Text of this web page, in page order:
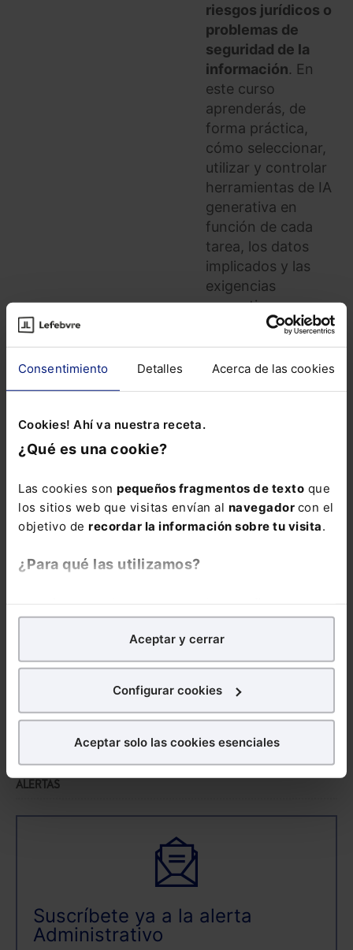
Consentimiento Detalles Acerca de las cookies
Cookies! Ahí va nuestra receta.
¿Qué es una cookie?
Las cookies son pequeños fragmentos de texto que
los sitios web que visitas envían al navegador con el
objetivo de recordar la información sobre tu visita.
¿Para qué las utilizamos?
analíticospara tratar demejorar tu experienciaen
nuestra página web. También con fines publicitarios,
para poder mostrarte publicidad y contenidos de tu
¿Qué puedes hacer?
en la web sea óptima
todas las cookies excepto aquellas imprescindibles.
seleccionar solo aquellas que quieras permitir en tu
navegador. Si no seleccionas ninguna utilizaremos
las que sean indispensables para la navegación.
Saber más acerca de las cookies
Aceptar y cerrar
Configurar cookies
Aceptar solo las cookies esenciales
riesgos jurídicos o
problemas de
seguridad de la
información. En
este curso
aprenderás, de
forma práctica,
cómo seleccionar,
utilizar y controlar
herramientas de IA
generativa en
función de cada
tarea, los datos
implicados y las
exigencias
normativas, con
casos reales y
aplicables desde el
primer momento.
Públicaen formato
electrónico durante
6 meses.
COMENTAR
ALERTAS
Suscríbete ya a la alerta
Administrativo